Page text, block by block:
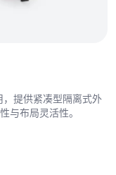
提供紧凑型隔离式外
与布局灵活性。